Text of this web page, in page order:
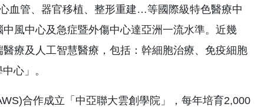
血管、器官移植、整形重建…等國際級特色醫療中
風中心及急症暨外傷中心達亞洲一流水準。近幾
療及人工智慧醫療，包括：幹細胞治療、免疫細胞
心」。
合作成立「中亞聯大雲創學院」，每年培育2,000